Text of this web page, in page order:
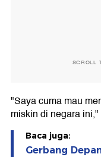
SCROLL
"Saya cuma mau
miskin di negara
Baca juga:
Gerbang